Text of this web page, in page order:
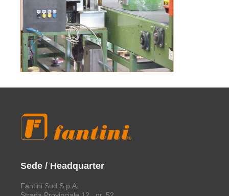
Sede / Headquarter
Fantini Sud S.p.A.